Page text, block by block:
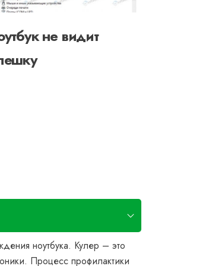
не видит
ноутбука. Кулер – это
Процесс профилактики